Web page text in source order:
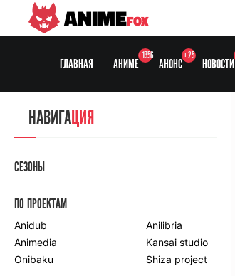
ANIMEFOX
ГЛАВНАЯ АНИМЕ
+1356
АНОНС
+25
НОВОСТИ
НАВИГАЦИЯ
СЕЗОНЫ
ПО ПРОЕКТАМ
Anidub
Anilibria
Animedia
Kansai studio
Onibaku
Shiza project